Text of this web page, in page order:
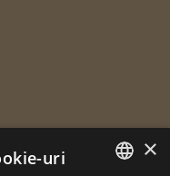
×
uri